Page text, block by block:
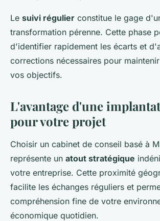
Le suivi régulier constitue le gage
transformation pérenne. Cette phase
d'identifier rapidement les écarts et
corrections nécessaires pour
vos objectifs.
L'avantage d'une
pour votre projet
Choisir un cabinet de conseil basé à
représente un atout stratégique
votre entreprise. Cette proximité
facilite les échanges réguliers et
compréhension fine de votre
économique quotidien.